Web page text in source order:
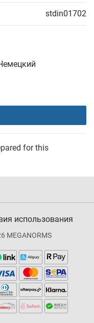
stdin01702
for this
использования
MEGANORMS